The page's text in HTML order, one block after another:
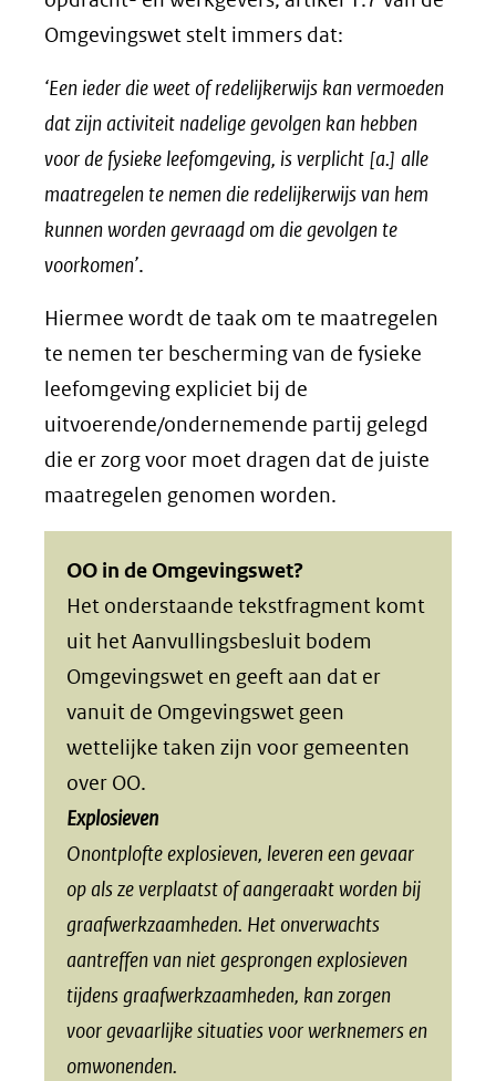
Omgevingswet stelt immers dat:
‘Een ieder die weet of redelijkerwijs kan vermoeden
dat zijn activiteit nadelige gevolgen kan hebben
voor de fysieke leefomgeving, is verplicht [a.] alle
maatregelen te nemen die redelijkerwijs van hem
kunnen worden gevraagd om die gevolgen te
voorkomen’.
Hiermee wordt de taak om te maatregelen
te nemen ter bescherming van de fysieke
leefomgeving expliciet bij de
uitvoerende/ondernemende partij gelegd
die er zorg voor moet dragen dat de juiste
maatregelen genomen worden.
OO in de Omgevingswet?
Het onderstaande tekstfragment komt
uit het Aanvullingsbesluit bodem
Omgevingswet en geeft aan dat er
vanuit de Omgevingswet geen
wettelijke taken zijn voor gemeenten
over OO.
Explosieven
Onontplofte explosieven, leveren een gevaar
op als ze verplaatst of aangeraakt worden bij
graafwerkzaamheden. Het onverwachts
aantreffen van niet gesprongen explosieven
tijdens graafwerkzaamheden, kan zorgen
voor gevaarlijke situaties voor werknemers en
omwonenden.